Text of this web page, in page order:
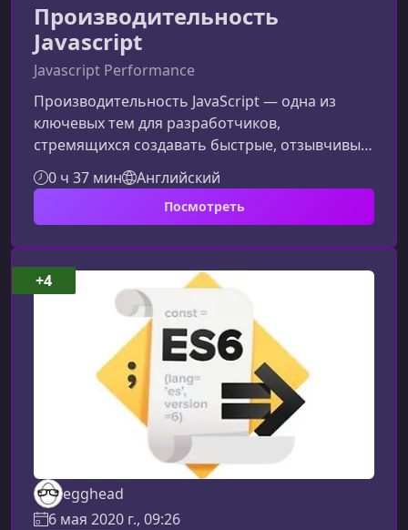
Производительность
Javascript
Javascript Performance
Производительность JavaScript — одна из
ключевых тем для разработчиков,
стремящихся создавать быстрые, отзывчивые
и стабильные веб‑приложения. В этом
материале вы узнаете, как оптимизировать
работу скриптов, сократить время рендеринга
скорость интерфейса.Что такое
производительность JavaScriptПод
производительностью JavaScript обычно
понимают скорость выполнения кода, влияние
скриптов на отрисовку ст
0 ч 37 мин Английский
Посмотреть
egghead
6 мая 2020 г., 09:26
+4